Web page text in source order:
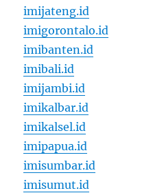
imijateng.id
imigorontalo.id
imibanten.id
imibali.id
imijambi.id
imikalbar.id
imikalsel.id
imipapua.id
imisumbar.id
imisumut.id